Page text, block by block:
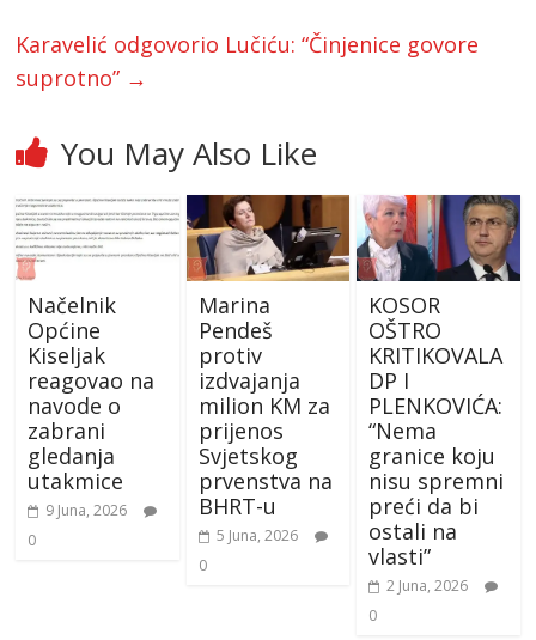
Karavelić odgovorio Lučiću: “Činjenice govore
suprotno” →
You May Also Like
Načelnik
Općine
Kiseljak
reagovao na
navode o
zabrani
gledanja
utakmice
9 Juna, 2026
0
Marina
Pendeš
protiv
izdvajanja
milion KM za
prijenos
Svjetskog
prvenstva na
BHRT-u
5 Juna, 2026
0
KOSOR
OŠTRO
KRITIKOVALA
DP I
PLENKOVIĆA:
“Nema
granice koju
nisu spremni
preći da bi
ostali na
vlasti”
2 Juna, 2026
0